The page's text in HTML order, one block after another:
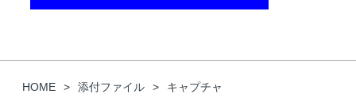
HOME 添付ファイル キャプチャ